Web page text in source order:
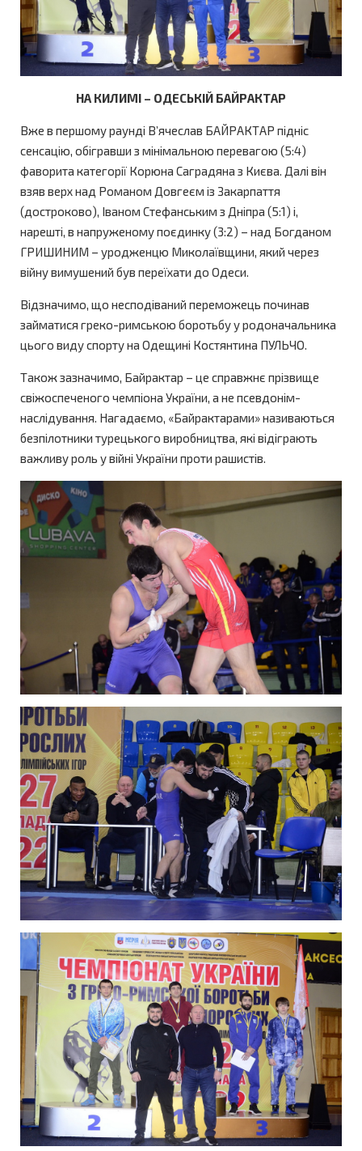
НА КИЛИМІ – ОДЕСЬКІЙ БАЙРАКТАР
Вже в першому раунді В’ячеслав БАЙРАКТАР підніс
сенсацію, обігравши з мінімальною перевагою (5:4)
фаворита категорії Корюна Саградяна з Києва. Далі він
взяв верх над Романом Довгеєм із Закарпаття
(достроково), Іваном Стефанським з Дніпра (5:1) і,
нарешті, в напруженому поєдинку (3:2) – над Богданом
ГРИШИНИМ – уродженцю Миколаївщини, який через
війну вимушений був переїхати до Одеси.
Відзначимо, що несподіваний переможець починав
займатися греко-римською боротьбу у родоначальника
цього виду спорту на Одещині Костянтина ПУЛЬЧО.
Також зазначимо, Байрактар – це справжнє прізвище
свіжоспеченого чемпіона України, а не псевдонім-
наслідування. Нагадаємо, «Байрактарами» називаються
безпілотники турецького виробництва, які відіграють
важливу роль у війні України проти рашистів.